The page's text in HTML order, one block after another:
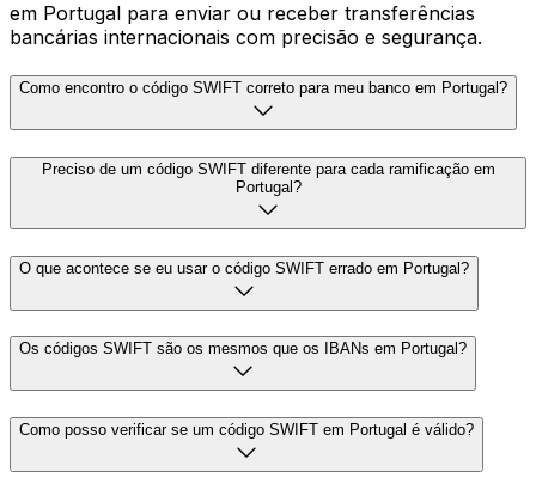
em Portugal para enviar ou receber transferências
bancárias internacionais com precisão e segurança.
Como encontro o código SWIFT correto para meu banco em Portugal?
Preciso de um código SWIFT diferente para cada ramificação em
Portugal?
O que acontece se eu usar o código SWIFT errado em Portugal?
Os códigos SWIFT são os mesmos que os IBANs em Portugal?
Como posso verificar se um código SWIFT em Portugal é válido?